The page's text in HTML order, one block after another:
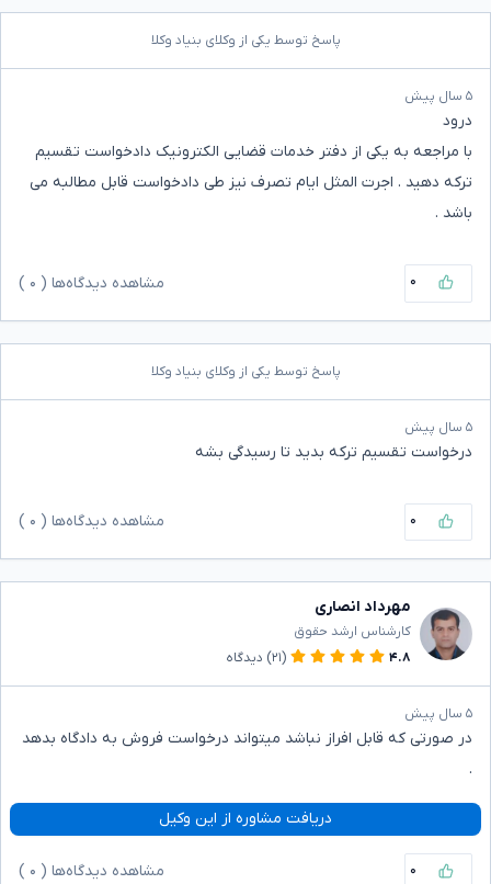
پاسخ توسط یکی از وکلای بنیاد وکلا
۵ سال پیش
درود
با مراجعه به یکی از دفتر خدمات قضایی الکترونیک دادخواست تقسیم
ترکه دهید . اجرت المثل ایام تصرف نیز طی دادخواست قابل مطالبه می
باشد .
۰ مشاهده دیدگاه‌ها ( ۰
پاسخ توسط یکی از وکلای بنیاد وکلا
۵ سال پیش
درخواست تقسیم ترکه بدید تا رسیدگی بشه
۰ مشاهده دیدگاه‌ها ( ۰
مهرداد انصاری
کارشناس ارشد حقوق
۴.۸
(۲۱) دیدگاه
۵ سال پیش
در صورتی که قابل افراز نباشد میتواند درخواست فروش به دادگاه بدهد
‌.
دریافت مشاوره از این وکیل
۰ مشاهده دیدگاه‌ها ( ۰